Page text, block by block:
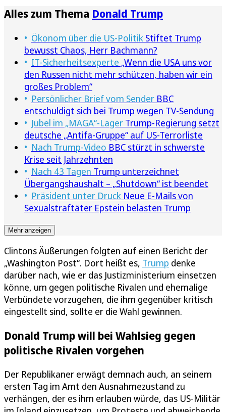
Alles zum Thema Donald Trump
Ökonom über die US-Politik Stiftet Trump
bewusst Chaos, Herr Bachmann?
IT-Sicherheitsexperte „Wenn die USA uns vor
den Russen nicht mehr schützen, haben wir ein
großes Problem“
Persönlicher Brief vom Sender BBC
entschuldigt sich bei Trump wegen TV-Sendung
Jubel im „MAGA“-Lager Trump-Regierung setzt
deutsche „Antifa-Gruppe“ auf US-Terrorliste
Nach Trump-Video BBC stürzt in schwerste
Krise seit Jahrzehnten
Nach 43 Tagen Trump unterzeichnet
Übergangshaushalt – „Shutdown“ ist beendet
Präsident unter Druck Neue E-Mails von
Sexualstraftäter Epstein belasten Trump
Mehr anzeigen
Clintons Äußerungen folgten auf einen Bericht der
„Washington Post“. Dort heißt es, Trump denke
darüber nach, wie er das Justizministerium einsetzen
könne, um gegen politische Rivalen und ehemalige
Verbündete vorzugehen, die ihm gegenüber kritisch
eingestellt sind, sollte er die Wahl gewinnen.
Donald Trump will bei Wahlsieg gegen
politische Rivalen vorgehen
Der Republikaner erwägt demnach auch, an seinem
ersten Tag im Amt den Ausnahmezustand zu
verhängen, der es ihm erlauben würde, das US-Militär